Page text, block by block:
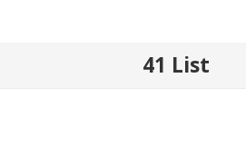
41 List